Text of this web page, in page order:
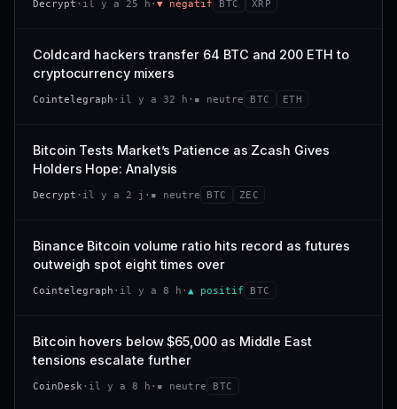
−0,4 % −2,9 %
−94,7 % #101
CONFIANCE
VAR. 7 J
CONFIANCE
Decrypt · il y a 25 h · ▼ négatif BTC XRP
Coldcard hackers transfer 64 BTC and 200 ETH to
cryptocurrency mixers
Cointelegraph · il y a 32 h · ▪ neutre BTC ETH
Bitcoin Tests Market’s Patience as Zcash Gives
Holders Hope: Analysis
Decrypt · il y a 2 j · ▪ neutre BTC ZEC
Binance Bitcoin volume ratio hits record as futures
outweigh spot eight times over
Cointelegraph · il y a 8 h · ▲ positif BTC
Bitcoin hovers below $65,000 as Middle East
tensions escalate further
CoinDesk · il y a 8 h · ▪ neutre BTC